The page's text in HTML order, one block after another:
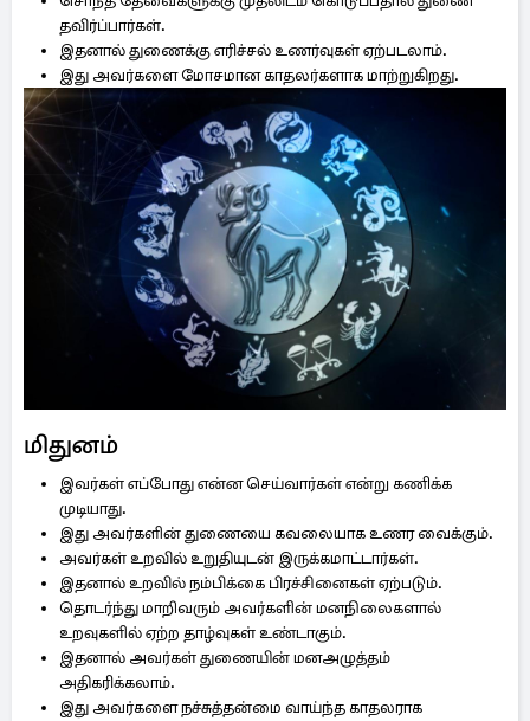
தவிர்ப்பார்கள்.
இதனால் துணைக்கு எரிச்சல் உணர்வுகள் ஏற்படலாம்.
இது அவர்களை மோசமான காதலர்களாக மாற்றுகிறது.
மிதுனம்
இவர்கள் எப்போது என்ன செய்வார்கள் என்று கணிக்க
முடியாது.
இது அவர்களின் துணையை கவலையாக உணர வைக்கும்.
அவர்கள் உறவில் உறுதியுடன் இருக்கமாட்டார்கள்.
இதனால் உறவில் நம்பிக்கை பிரச்சினைகள் ஏற்படும்.
தொடர்ந்து மாறிவரும் அவர்களின் மனநிலைகளால்
உறவுகளில் ஏற்ற தாழ்வுகள் உண்டாகும்.
இதனால் அவர்கள் துணையின் மனஅழுத்தம்
அதிகரிக்கலாம்.
இது அவர்களை நச்சுத்தன்மை வாய்ந்த காதலராக